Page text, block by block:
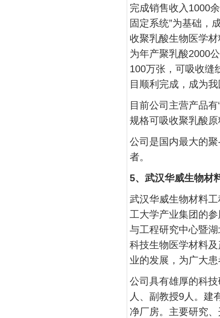
完成销售收入1000
固定系统”为基础，
收聚乳酸生物医学
为年产聚乳酸2000
100万张，可吸收缝
目顺利完成，成为
目前公司主营产品
规格可吸收聚乳酸
公司是国内最大的
者。
5、武汉华威生物材
武汉华威生物材料
工大学产业集团的
与工程研究中心暨
科技生物医学材料
业的发展，为广大
公司具有雄厚的科
人、副教授9人。建
净厂房。主要研究